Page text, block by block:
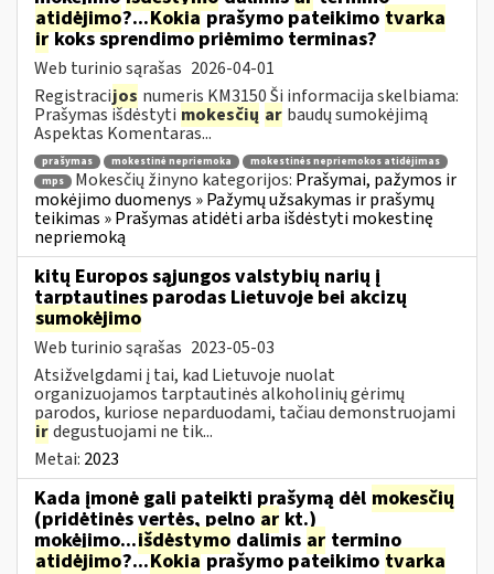
atidėjimo?...Kokiaprašymo pateikimo tvarka
irkoks sprendimo priėmimo terminas?
Web turinio sąrašas 2026-04-01
Registracijos numeris KM3150 Ši informacija skelbiama:
Prašymas išdėstyti mokesčių ar baudų sumokėjimą
Aspektas Komentaras...
prašymas mokestinė nepriemoka
mokestinės nepriemokos atidėjimas
mps
Mokesčių žinyno kategorijos: Prašymai, pažymos ir
mokėjimo duomenys » Pažymų užsakymas ir prašymų
teikimas » Prašymas atidėti arba išdėstyti mokestinę
nepriemoką
kitų Europos sąjungos valstybių narių į
tarptautines parodas Lietuvoje bei akcizų
sumokėjimo
Web turinio sąrašas 2023-05-03
Atsižvelgdami į tai, kad Lietuvoje nuolat
organizuojamos tarptautinės alkoholinių gėrimų
parodos, kuriose neparduodami, tačiau demonstruojami
irdegustuojami ne tik...
Metai: 2023
Kada įmonė gali pateikti prašymą dėl mokesčių
(pridėtinės vertės, pelno ar kt.)
mokėjimo...išdėstymo dalimis ar termino
atidėjimo?...Kokiaprašymo pateikimo tvarka